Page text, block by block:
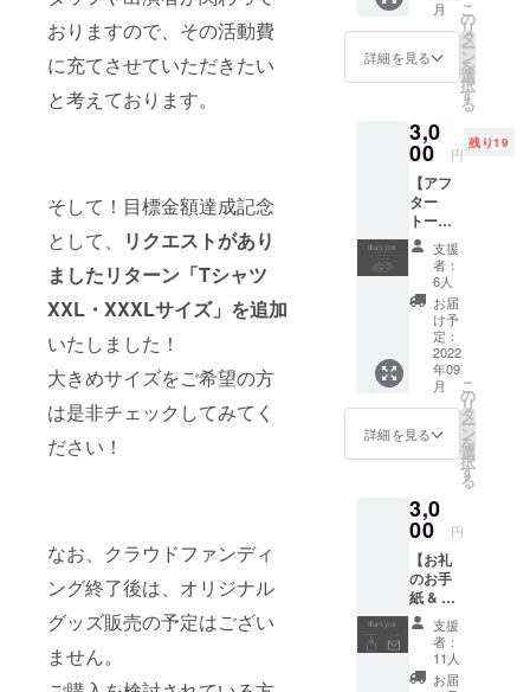
おりますので、その活動費
に充てさせていただきたい
と考えております。
そして！目標金額達成記念
として、
リクエストがあり
ましたリターン「Tシャツ
XXL・XXXLサイズ」を追加
いたしました！
大きめサイズをご希望の方
は是非チェックしてみてく
ださい！
なお、クラウドファンディ
ング終了後は、オリジナル
グッズ販売の予定はござい
ません。
本公演
当日
(9/22〜
渡し。
備考欄
ご観劇
いただ
く日時
をご入
力くだ
さい。
※お届け
先の住
所やお
届け形
式の変
更がご
ざいま
した
ら、9月
にご連
絡くだ
さい。
り定め
られた
個人利
複製、
転載、
の二次
利用を
行うこ
とを固
く禁止
しま
す。
［お届
け形
式］
9/26(月)
以降、
随時
メール
ノ楽曲
デー
タ。 作
曲家・
回の舞
台公演
でもオ
リジナ
ルピア
ノ楽曲
を担当
してく
ださっ
た関本
ヒロユ
キさ
ん。 ※
楽曲に
関する
著作権
は、関
し、今
回ATM
権者よ
り許諾
を得て
使用し
ている
もので
す。 ※
月
詳細を見る
こ
の
リ
タ
ー
ン
を
選
択
す
る
3,0
00 円
残り19
【アフ
ター
トーク
講演チ
ケット1
枚】 全
公演終
了後に
行われ
る、物
語のネ
タバレ
やリ
ハーサ
ルの裏
どの、
アフ
ター
トーク
講演。
日時：
9/25
(日)
16:30-
17:00予
支援
者：
6人
お届
け予
定：
2022
年09
月
詳細を見る
こ
の
リ
タ
ー
ン
を
選
択
す
る
3,0
00 円
【お礼
のお手
紙 & オ
リジナ
ルサ
コッ
シュ】
支援
者：
11人
お届